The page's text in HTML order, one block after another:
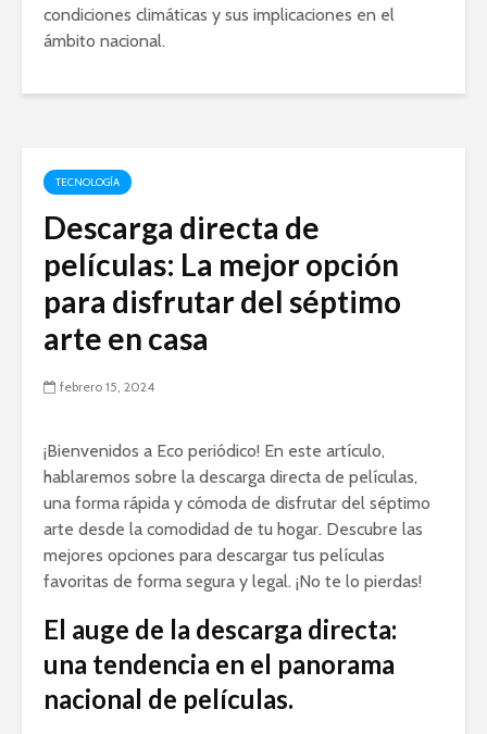
condiciones climáticas y sus implicaciones en el
ámbito nacional.
TECNOLOGÍA
Descarga directa de
películas: La mejor opción
para disfrutar del séptimo
arte en casa
febrero 15, 2024
¡Bienvenidos a Eco periódico! En este artículo,
hablaremos sobre la descarga directa de películas,
una forma rápida y cómoda de disfrutar del séptimo
arte desde la comodidad de tu hogar. Descubre las
mejores opciones para descargar tus películas
favoritas de forma segura y legal. ¡No te lo pierdas!
El auge de la descarga directa:
una tendencia en el panorama
nacional de películas.